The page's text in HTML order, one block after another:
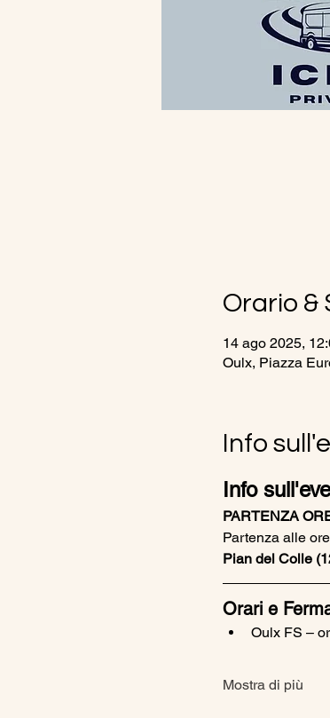
Orario &
14 ago 2025,
Oulx, Piazza
Info
Info
PARTENZA
Partenza alle ore
Pian del Colle
Orari e
Oulx FS –
Mostra di più